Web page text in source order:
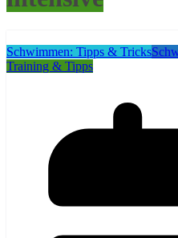
Schwimmen: Tipps & Tricks
Training & Tipps